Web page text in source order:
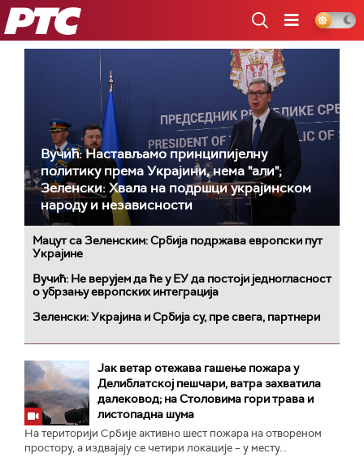
РТС
Вучић: Настављамо принципијелну
политику према Украјини, нема "али";
Зеленски: Хвала на подршци украјинском
народу и независности
Мацут са Зеленским: Србија подржава европски пут
Украјине
Вучић: Не верујем да ће у ЕУ да постоји једногласност
о убрзању европских интеграција
Зеленски: Украјина и Србија су, пре свега, партнери
Јак ветар отежава гашење пожара у
Делиблатској пешчари, ватра захватила
далековод; на Столовима гори трава и
листопадна шума
На територији Србије активно шест пожара на отвореном
простору, а издвајају се четири локације – у месту...